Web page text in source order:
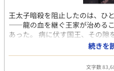
王太子暗殺を阻止したのは、
――龍の血を継ぐ王家が治める
あった。 病に伏す国王、その隙
る見えぬ刃は、王太子・景耀の
一人の宦官・凌雪が送り込まれ
りの宮殿で静かに生きてきた彼
続きを
文字数